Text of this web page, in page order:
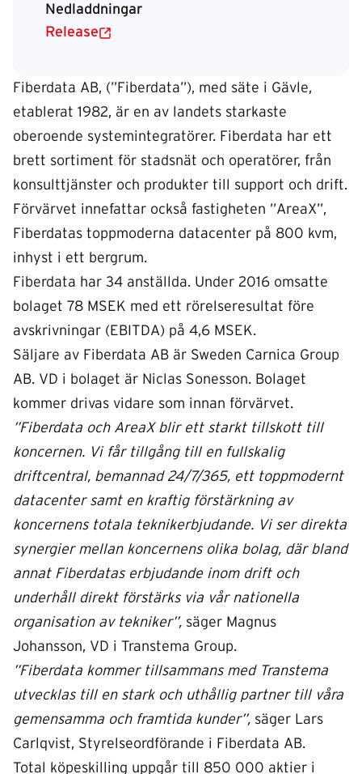
Nedladdningar
Release
Fiberdata AB, (”Fiberdata”), med säte i Gävle,
etablerat 1982, är en av landets starkaste
oberoende systemintegratörer. Fiberdata har ett
brett sortiment för stadsnät och operatörer, från
konsulttjänster och produkter till support och drift.
Förvärvet innefattar också fastigheten ”AreaX”,
Fiberdatas toppmoderna datacenter på 800 kvm,
inhyst i ett bergrum.
Fiberdata har 34 anställda. Under 2016 omsatte
bolaget 78 MSEK med ett rörelseresultat före
avskrivningar (EBITDA) på 4,6 MSEK.
Säljare av Fiberdata AB är Sweden Carnica Group
AB. VD i bolaget är Niclas Sonesson. Bolaget
kommer drivas vidare som innan förvärvet.
”Fiberdata och AreaX blir ett starkt tillskott till
koncernen. Vi får tillgång till en fullskalig
driftcentral, bemannad 24/7/365, ett toppmodernt
datacenter samt en kraftig förstärkning av
koncernens totala teknikerbjudande. Vi ser direkta
synergier mellan koncernens olika bolag, där bland
annat Fiberdatas erbjudande inom drift och
underhåll direkt förstärks via vår nationella
organisation av tekniker”, säger Magnus
Johansson, VD i Transtema Group.
”Fiberdata kommer tillsammans med Transtema
utvecklas till en stark och uthållig partner till våra
gemensamma och framtida kunder”, säger Lars
Carlqvist, Styrelseordförande i Fiberdata AB.
Total köpeskilling uppgår till 850 000 aktier i